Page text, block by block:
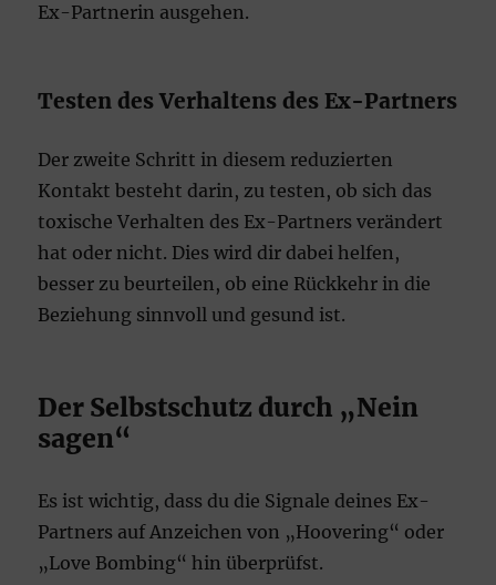
Ex-Partnerin ausgehen.
Testen des Verhaltens des Ex-Partners
Der zweite Schritt in diesem reduzierten
Kontakt besteht darin, zu testen, ob sich das
toxische Verhalten des Ex-Partners verändert
hat oder nicht. Dies wird dir dabei helfen,
besser zu beurteilen, ob eine Rückkehr in die
Beziehung sinnvoll und gesund ist.
Der Selbstschutz durch „Nein
sagen“
Es ist wichtig, dass du die Signale deines Ex-
Partners auf Anzeichen von „Hoovering“ oder
„Love Bombing“ hin überprüfst.